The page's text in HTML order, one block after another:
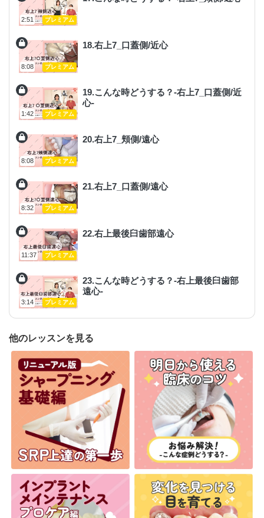
2:51 プレミアム
8:08 プレミアム
18.右上7_口蓋側/近心
1:42 プレミアム
19.こんな時どうする？-右上7_口蓋側/近
心-
8:08 プレミアム
20.右上7_頬側/遠心
8:32 プレミアム
21.右上7_口蓋側/遠心
11:37 プレミアム
22.右上最後臼歯部遠心
3:14 プレミアム
23.こんな時どうする？-右上最後臼歯部
遠心-
他のレッスンを見る